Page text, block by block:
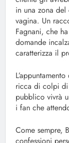
in una zona
vagina. Un
Fagnani, che
domande
caratterizza il
ricca di colpi di
pubblico vivrà
i fan che
Come sempre,